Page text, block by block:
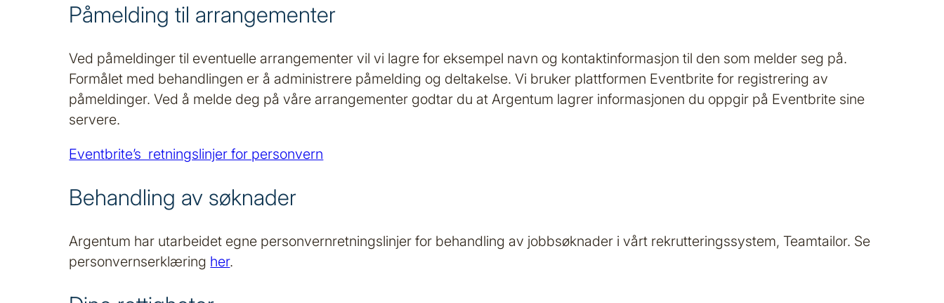
Påmelding til arrangementer
Ved påmeldinger til eventuelle arrangementer vil vi lagre for eksempel navn og kontaktinformasjon til den som melder seg på.
Formålet med behandlingen er å administrere påmelding og deltakelse. Vi bruker plattformen Eventbrite for registrering av
påmeldinger. Ved å melde deg på våre arrangementer godtar du at Argentum lagrer informasjonen du oppgir på Eventbrite sine
servere.
Eventbrite’s retningslinjer for personvern
Behandling av søknader
Argentum har utarbeidet egne personvernretningslinjer for behandling av jobbsøknader i vårt rekrutteringssystem, Teamtailor. Se
personvernserklæring her.